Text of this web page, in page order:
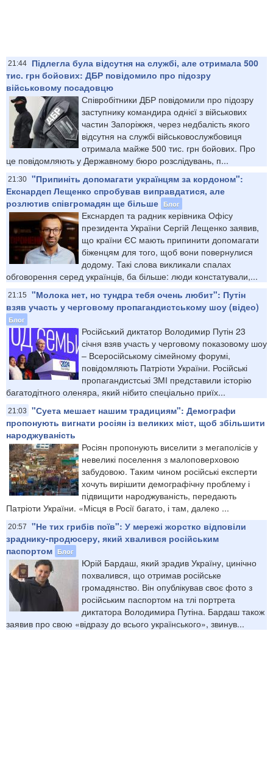
21:44
Підлегла була відсутня на службі, але отримала 500
тис. грн бойових: ДБР повідомило про підозру
військовому посадовцю
Співробітники ДБР повідомили про підозру
заступнику командира однієї з військових
частин Запоріжжя, через недбалість якого
відсутня на службі військовослужбовиця
отримала майже 500 тис. грн бойових. Про
це повідомляють у Державному бюро розслідувань, п...
21:30 "Припиніть допомагати українцям за кордоном":
Екснардеп Лещенко спробував виправдатися, але
розлютив співгромадян ще більше Блог
Екснардеп та радник керівника Офісу
президента України Сергій Лещенко заявив,
що країни ЄС мають припинити допомагати
біженцям для того, щоб вони повернулися
додому. Такі слова викликали спалах
обговорення серед українців, ба більше: люди констатували,...
21:15
"Молока нет, но тундра тебя очень любит": Путін
взяв участь у черговому пропагандистському шоу (відео)
Блог
Російський диктатор Володимир Путін 23
січня взяв участь у черговому показовому шоу
– Всеросійському сімейному форумі,
повідомляють Патріоти України. Російські
пропагандистські ЗМІ представили історію
багатодітного оленяра, який нібито спеціально приїх...
21:03
"Суета мешает нашим традициям": Демографи
пропонують вигнати росіян із великих міст, щоб збільшити
народжуваність
Росіян пропонують виселити з мегаполісів у
невеликі поселення з малоповерховою
забудовою. Таким чином російські експерти
хочуть вирішити демографічну проблему і
підвищити народжуваність, передають
Патріоти України. «Місця в Росії багато, і там, далеко ...
20:57
"Не тих грибів поїв": У мережі жорстко відповіли
зраднику-продюсеру, який хвалився російським
паспортом Блог
Юрій Бардаш, який зрадив Україну, цинічно
похвалився, що отримав російське
громадянство. Він опублікував своє фото з
російським паспортом на тлі портрета
диктатора Володимира Путіна. Бардаш також
заявив про свою «відразу до всього українського», звинув...